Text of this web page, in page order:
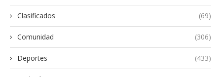
Clasificados (69)
Comunidad (306)
Deportes (433)